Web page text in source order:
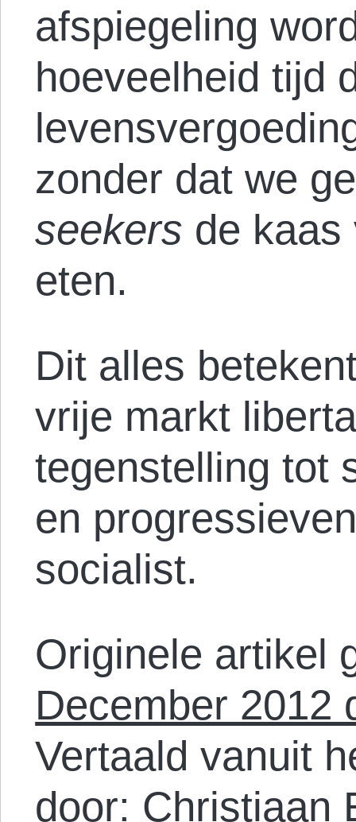
afspiegeling
hoeveelheid tijd
zonder dat we
seekers de kaas
eten.
Dit alles
vrije markt
tegenstelling tot
en
socialist.
Originele artikel
December 2012
Vertaald vanuit
door: Christiaan